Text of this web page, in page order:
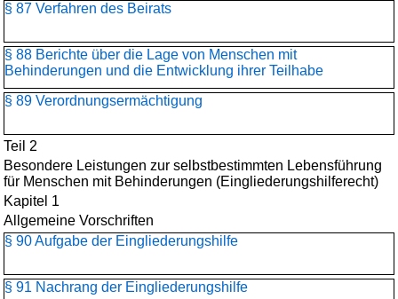
§ 87 Verfahren des Beirats
§ 88 Berichte über die Lage von Menschen mit
Behinderungen und die Entwicklung ihrer Teilhabe
§ 89 Verordnungsermächtigung
Teil 2
Besondere Leistungen zur selbstbestimmten Lebensführung
für Menschen mit Behinderungen (Eingliederungshilferecht)
Kapitel 1
Allgemeine Vorschriften
§ 90 Aufgabe der Eingliederungshilfe
§ 91 Nachrang der Eingliederungshilfe